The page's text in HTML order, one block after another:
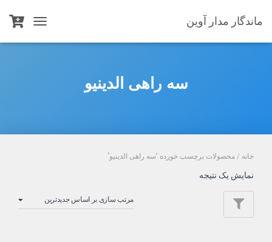
ماندگار مدار آوین
TOGGLE
NAVIGATION
سه راهی الدینیو
خانه / محصولات برچسب خورده “سه راهی الدینیو”
نمایش یک نتیجه